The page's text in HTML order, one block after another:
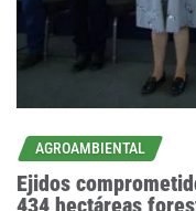
AGROAMBIENTAL
Ejidos
434 hectáreas